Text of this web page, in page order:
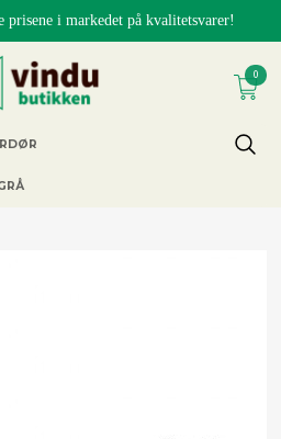
prisene i markedet på kvalitetsvarer!
0